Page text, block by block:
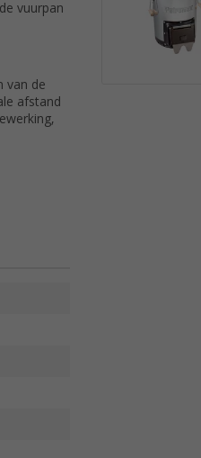
vuurpan
van de
afstand